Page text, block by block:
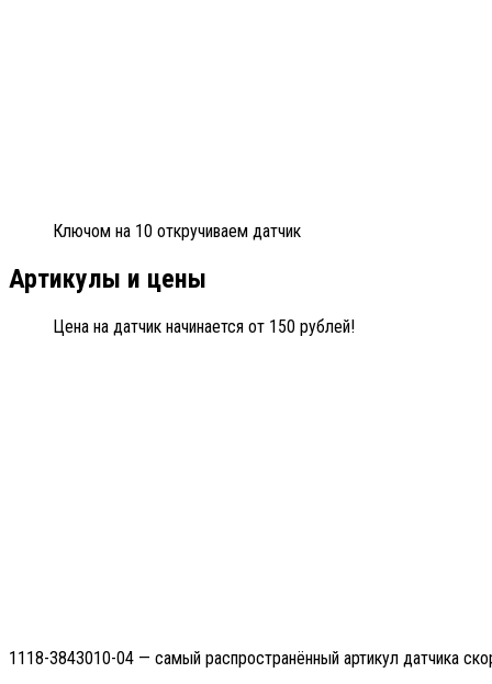
Ключом на 10 откручиваем датчик
Артикулы и цены
Цена на датчик начинается от 150 рублей!
1118-3843010-04 — самый распространённый артикул датчика